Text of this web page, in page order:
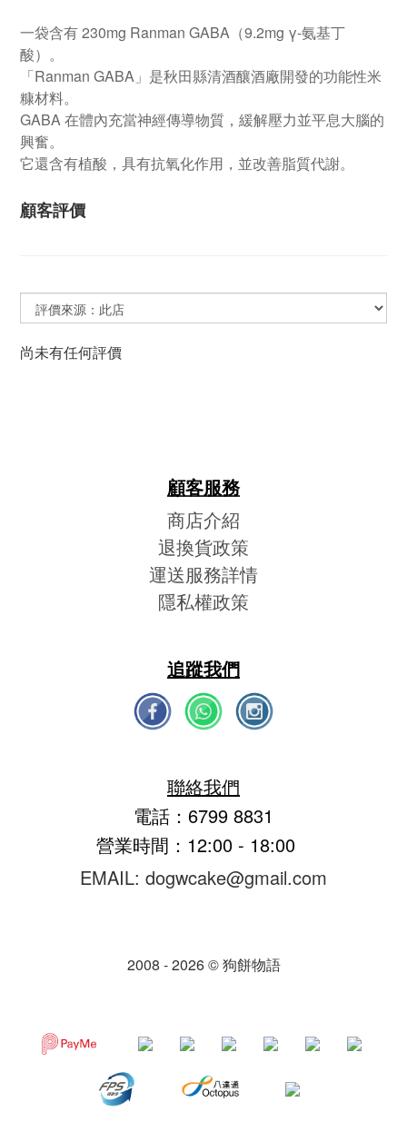
一袋含有 230mg Ranman GABA（9.2mg γ-氨基丁
酸）。
「Ranman GABA」是秋田縣清酒釀酒廠開發的功能性米
糠材料。
GABA 在體內充當神經傳導物質，緩解壓力並平息大腦的
興奮。
它還含有植酸，具有抗氧化作用，並改善脂質代謝。
顧客評價
尚未有任何評價
顧客服務
商店介紹
退換貨政策
運送服務詳情
隱私權政策
追蹤我們
聯絡我們
電話：6799 8831
營業時間：12:00 - 18:00
EMAIL: dogwcake@gmail.com
2008 - 2026 © 狗餅物語